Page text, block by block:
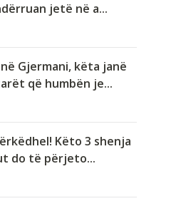
jetë në a...
Gjermani, këta janë
që humbën je...
Këto 3 shenja
do të përjeto...